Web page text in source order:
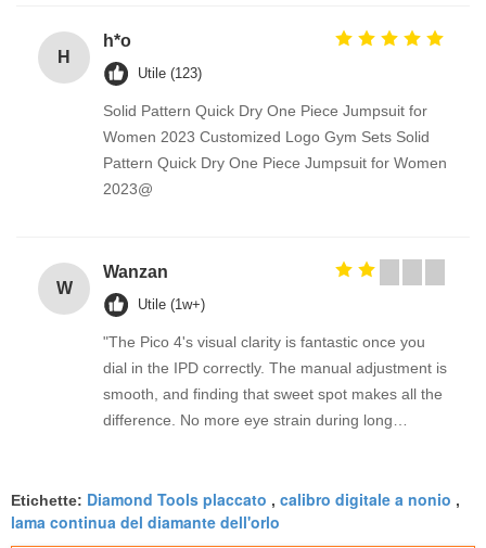
H
h*o
Utile (123)
Solid Pattern Quick Dry One Piece Jumpsuit for
Women 2023 Customized Logo Gym Sets Solid
Pattern Quick Dry One Piece Jumpsuit for Women
2023@
W
Wanzan
Utile (1w+)
"The Pico 4's visual clarity is fantastic once you
dial in the IPD correctly. The manual adjustment is
smooth, and finding that sweet spot makes all the
difference. No more eye strain during long
fantastic once you dial in the IPD correctly. The
manual adjustment is smooth, and finding that
Etichette: Diamond Tools placcato , calibro digitale a nonio ,
lama continua del diamante dell'orlo